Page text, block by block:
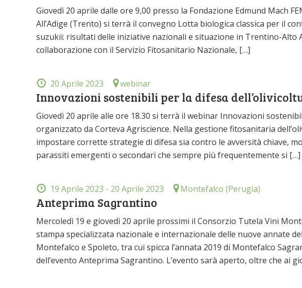
Giovedì 20 aprile dalle ore 9,00 presso la Fondazione Edmund Mach
All’Adige (Trento) si terrà il convegno Lotta biologica classica per il
suzukii: risultati delle iniziative nazionali e situazione in Trentino-Alto
collaborazione con il Servizio Fitosanitario Nazionale, […]
20 Aprile 2023 webinar
Innovazioni sostenibili per la difesa
Giovedì 20 aprile alle ore 18.30 si terrà il webinar Innovazioni
organizzato da Corteva Agriscience. Nella gestione fitosanitaria
impostare corrette strategie di difesa sia contro le avversità chiave,
parassiti emergenti o secondari che sempre più frequentemente si […]
19 Aprile 2023 - 20 Aprile 2023 Montefalco (Perugia)
Anteprima Sagrantino
Mercoledì 19 e giovedì 20 aprile prossimi il Consorzio Tutela Vini
stampa specializzata nazionale e internazionale delle nuove annate
Montefalco e Spoleto, tra cui spicca l’annata 2019 di Montefalco
dell’evento Anteprima Sagrantino. L’evento sarà aperto, oltre che ai